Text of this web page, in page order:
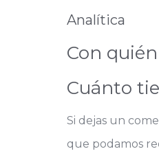
Analítica
Con
Cuánto
Si dejas un
que podamos